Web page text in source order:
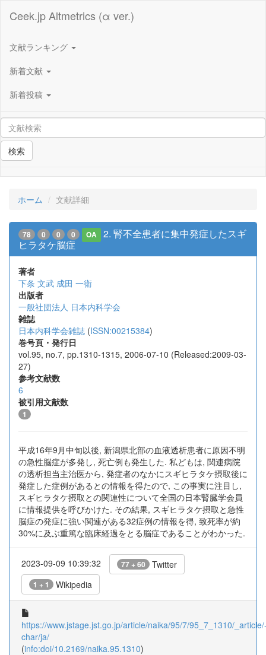
Ceek.jp Altmetrics (α ver.)
文献ランキング
新着文献
新着投稿
検索
ホーム 文献詳細
78 0 0 0 OA
2. 腎不全患者に集中発症したスギ
ヒラタケ脳症
著者
下条 文武 成田 一衛
出版者
一般社団法人 日本内科学会
雑誌
日本内科学会雑誌 (ISSN:00215384)
巻号頁・発行日
vol.95, no.7, pp.1310-1315, 2006-07-10 (Released:2009-03-
27)
参考文献数
6
被引用文献数
1
平成16年9月中旬以後, 新潟県北部の血液透析患者に原因不明
の急性脳症が多発し, 死亡例も発生した. 私どもは, 関連病院
の透析担当主治医から, 発症者のなかにスギヒラタケ摂取後に
発症した症例があるとの情報を得たので, この事実に注目し,
スギヒラタケ摂取との関連性について全国の日本腎臓学会員
に情報提供を呼びかけた. その結果, スギヒラタケ摂取と急性
脳症の発症に強い関連がある32症例の情報を得, 致死率が約
30%に及ぶ重篤な臨床経過をとる脳症であることがわかった.
2023-09-09 10:39:32 77 + 60 Twitter
1 + 1 Wikipedia
https://www.jstage.jst.go.jp/article/naika/95/7/95_7_1310/
char/ja/
(info:doi/10.2169/naika.95.1310)